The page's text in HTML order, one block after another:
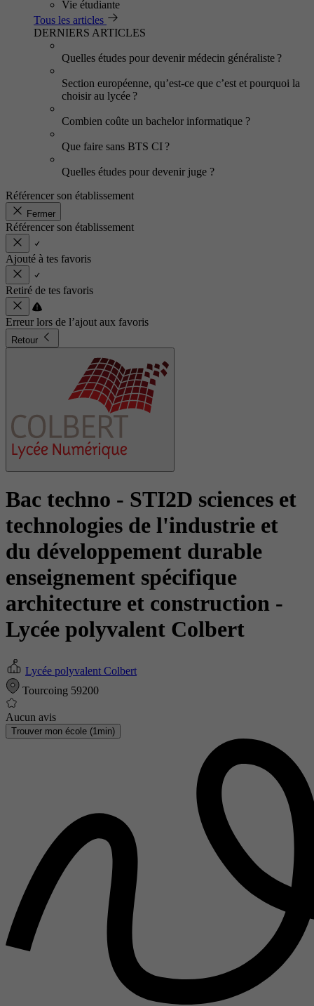
Vie étudiante
Tous les articles
DERNIERS ARTICLES
Quelles études pour devenir médecin généraliste ?
Section européenne, qu’est-ce que c’est et pourquoi la
choisir au lycée ?
Combien coûte un bachelor informatique ?
Que faire sans BTS CI ?
Quelles études pour devenir juge ?
Référencer son établissement
Fermer
Référencer son établissement
Ajouté à tes favoris
Retiré de tes favoris
Erreur lors de l’ajout aux favoris
Retour
Bac techno - STI2D sciences et
technologies de l'industrie et
du développement durable
enseignement spécifique
architecture et construction -
Lycée polyvalent Colbert
Lycée polyvalent Colbert
Tourcoing 59200
Aucun avis
Trouver mon école (1min)